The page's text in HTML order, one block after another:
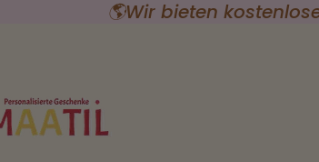
Streng nach Bestellangaben